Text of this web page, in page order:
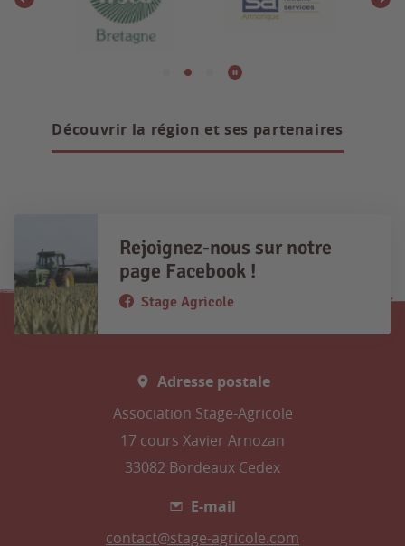
Découvrir la région et ses partenaires
Rejoignez-nous sur notre
page Facebook !
Stage Agricole
Adresse postale
Association Stage-Agricole
17 cours Xavier Arnozan
33082 Bordeaux Cedex
E-mail
contact@stage-agricole.com